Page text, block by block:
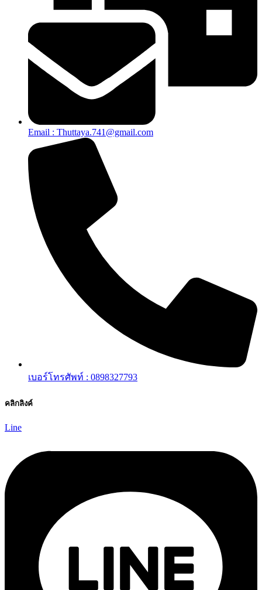
Email : Thuttaya.741@gmail.com
เบอร์โทรศัพท์ : 0898327793
คลิกลิงค์
Line